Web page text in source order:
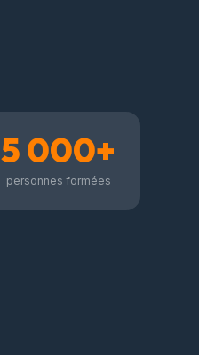
5 000+
personnes formées